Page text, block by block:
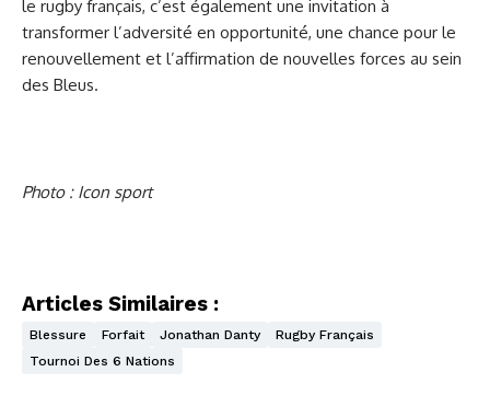
le rugby français, c’est également une invitation à
transformer l’adversité en opportunité, une chance pour le
renouvellement et l’affirmation de nouvelles forces au sein
des Bleus.
Photo : Icon sport
Articles Similaires :
Blessure Forfait Jonathan Danty
Rugby Français
Tournoi Des 6 Nations